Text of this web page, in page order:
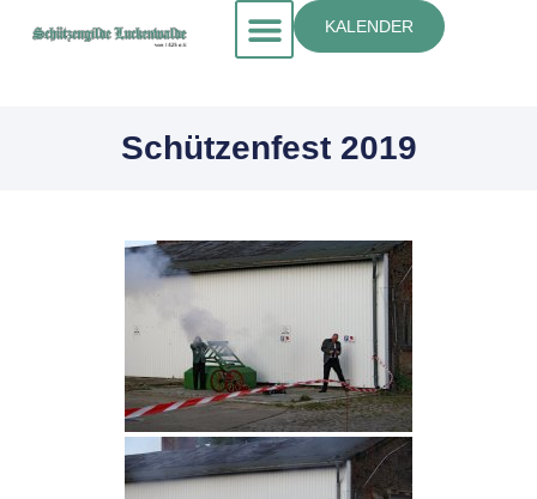
KALENDER
Schützenfest 2019